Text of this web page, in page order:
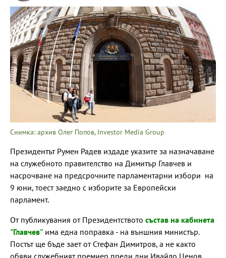
Снимка: архив Олег Попов, Investor Media Group
Президентът Румен Радев издаде указите за назначаване
на служебното правителство на Димитър Главчев и
насрочване на предсрочните парламентарни избори на
9 юни, тоест заедно с изборите за Европейски
парламент.
От публикувания от Президентството състав на кабинета
"Главчев" има една поправка - на външния министър.
Постът ще бъде зает от Стефан Димитров, а не както
обяви служебният премиер преди дни Ивайло Ценов.